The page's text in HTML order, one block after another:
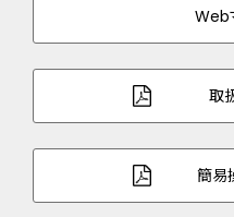
バンド調整可能サイ
131
5気
Web
取
簡易